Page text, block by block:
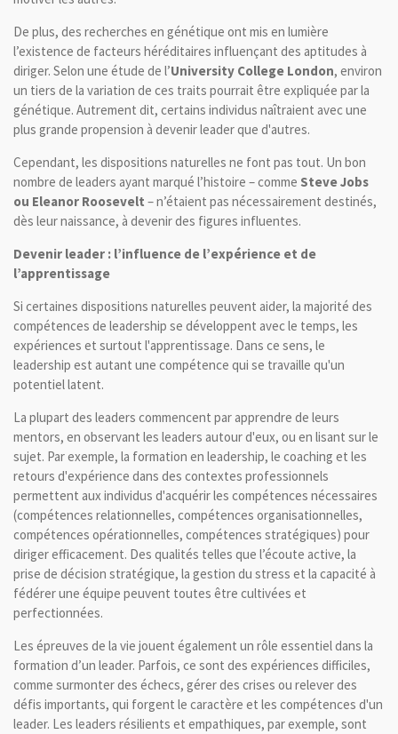
De plus, des recherches en génétique ont mis en lumière
l’existence de facteurs héréditaires influençant des aptitudes à
diriger. Selon une étude de l’University College London, environ
un tiers de la variation de ces traits pourrait être expliquée par la
génétique. Autrement dit, certains individus naîtraient avec une
plus grande propension à devenir leader que d'autres.
Cependant, les dispositions naturelles ne font pas tout. Un bon
nombre de leaders ayant marqué l’histoire – comme Steve Jobs
ou Eleanor Roosevelt – n’étaient pas nécessairement destinés,
dès leur naissance, à devenir des figures influentes.
Devenir leader : l’influence de l’expérience et de
l’apprentissage
Si certaines dispositions naturelles peuvent aider, la majorité des
compétences de leadership se développent avec le temps, les
expériences et surtout l'apprentissage. Dans ce sens, le
leadership est autant une compétence qui se travaille qu'un
potentiel latent.
La plupart des leaders commencent par apprendre de leurs
mentors, en observant les leaders autour d'eux, ou en lisant sur le
sujet. Par exemple, la formation en leadership, le coaching et les
retours d'expérience dans des contextes professionnels
permettent aux individus d'acquérir les compétences nécessaires
(compétences relationnelles, compétences organisationnelles,
compétences opérationnelles, compétences stratégiques) pour
diriger efficacement. Des qualités telles que l’écoute active, la
prise de décision stratégique, la gestion du stress et la capacité à
fédérer une équipe peuvent toutes être cultivées et
perfectionnées.
Les épreuves de la vie jouent également un rôle essentiel dans la
formation d’un leader. Parfois, ce sont des expériences difficiles,
comme surmonter des échecs, gérer des crises ou relever des
défis importants, qui forgent le caractère et les compétences d'un
leader. Les leaders résilients et empathiques, par exemple, sont